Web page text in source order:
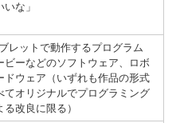
な」
レットで動作するプログラム
ーなどのソフトウェア、ロボ
ドウェア（いずれも作品の形式
てオリジナルでプログラミング
改良に限る）